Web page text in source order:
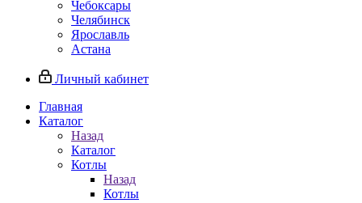
Чебоксары
Челябинск
Ярославль
Астана
Личный кабинет
Главная
Каталог
Назад
Каталог
Котлы
Назад
Котлы